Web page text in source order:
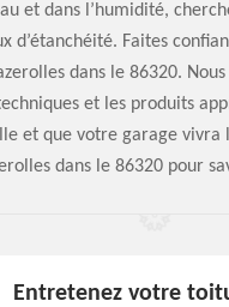
et dans l’humidité,
d’étanchéité. Faites
dans le 86320.
et les produits
et que votre garage
dans le 86320 pour
Entretenez votre